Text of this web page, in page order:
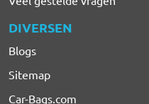
DIVERSEN
Blogs
Sitemap
Car-Bags.com